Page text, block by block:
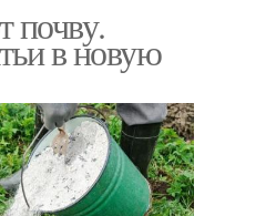
почву.
в новую